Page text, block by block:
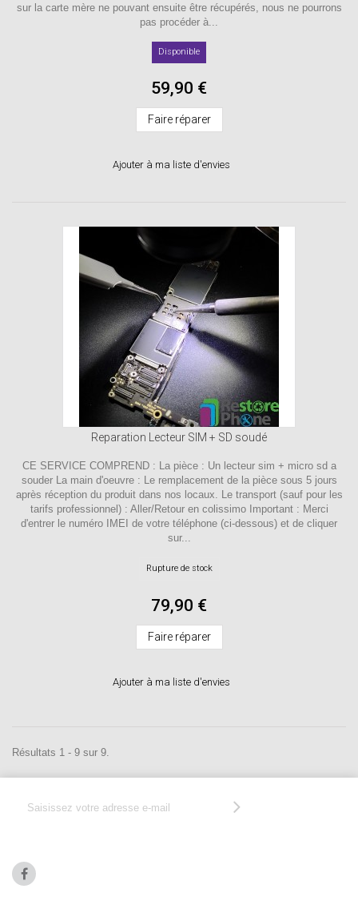
sur la carte mère ne pouvant ensuite être récupérés, nous ne pourrons
pas procéder à...
Disponible
59,90 €
Faire réparer
Ajouter à ma liste d'envies
Reparation Lecteur SIM + SD soudé
CE SERVICE COMPREND : La pièce : Un lecteur sim + micro sd a
souder La main d'oeuvre : Le remplacement de la pièce sous 5 jours
après réception du produit dans nos locaux. Le transport (sauf pour les
tarifs professionnel) : Aller/Retour en colissimo Important : Merci
d'entrer le numéro IMEI de votre téléphone (ci-dessous) et de cliquer
sur...
Rupture de stock
79,90 €
Faire réparer
Ajouter à ma liste d'envies
Résultats 1 - 9 sur 9.